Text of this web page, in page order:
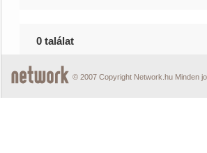
0 találat
© 2007 Copyright Network.hu Minden